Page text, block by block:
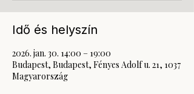
Idő és helyszín
2026. jan. 30. 14:00 – 19:00
Budapest, Budapest, Fényes Adolf u. 21, 1037
Magyarország